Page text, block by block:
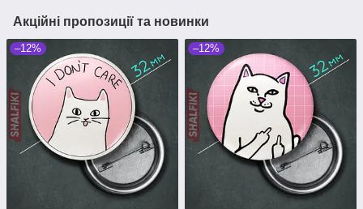
Акційні пропозиції та новинки
–12% –12%